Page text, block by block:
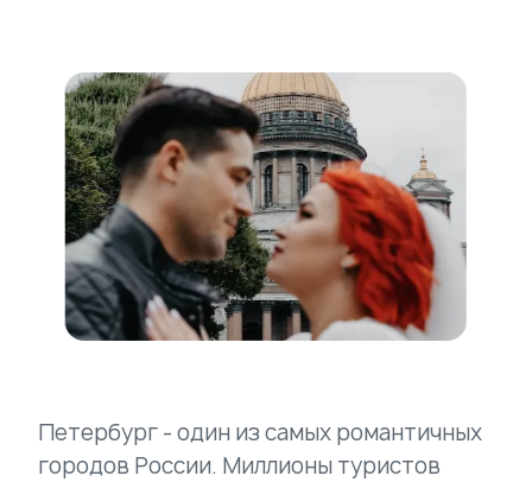
Петербург - один из самых романтичных
городов России. Миллионы туристов